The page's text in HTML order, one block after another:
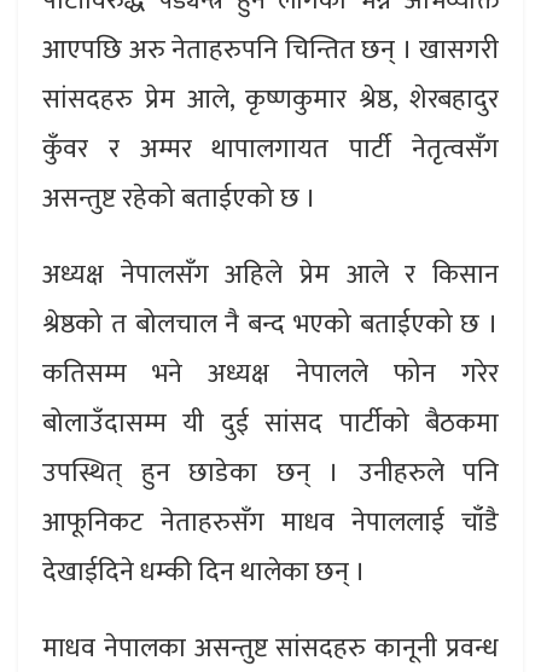
आएपछि अरु नेताहरुपनि चिन्तित छन् । खासगरी
सांसदहरु प्रेम आले, कृष्णकुमार श्रेष्ठ, शेरबहादुर
कुँवर र अम्मर थापालगायत पार्टी नेतृत्वसँग
असन्तुष्ट रहेको बताईएको छ ।
अध्यक्ष नेपालसँग अहिले प्रेम आले र किसान
श्रेष्ठको त बोलचाल नै बन्द भएको बताईएको छ ।
कतिसम्म भने अध्यक्ष नेपालले फोन गरेर
बोलाउँदासम्म यी दुई सांसद पार्टीको बैठकमा
उपस्थित् हुन छाडेका छन् । उनीहरुले पनि
आफूनिकट नेताहरुसँग माधव नेपाललाई चाँडै
देखाईदिने धम्की दिन थालेका छन् ।
माधव नेपालका असन्तुष्ट सांसदहरु कानूनी प्रवन्ध